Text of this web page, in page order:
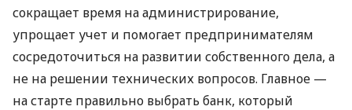
сокращает время на администрирование,
упрощает учет и помогает предпринимателям
сосредоточиться на развитии собственного дела, а
не на решении технических вопросов. Главное —
на старте правильно выбрать банк, который